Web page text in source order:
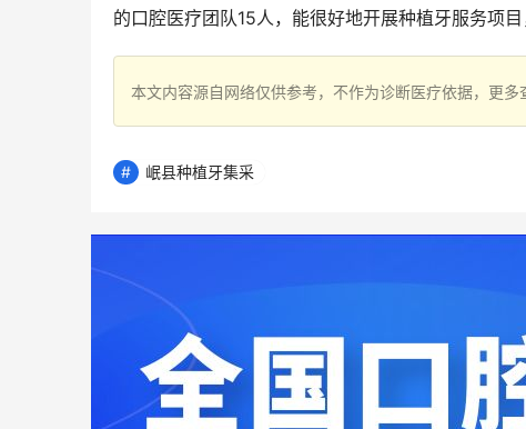
的口腔医疗团队15人，能很好地开展种植牙服务项目
本文内容源自网络仅供参考，不作为诊断医疗依据，更
岷县种植牙集采